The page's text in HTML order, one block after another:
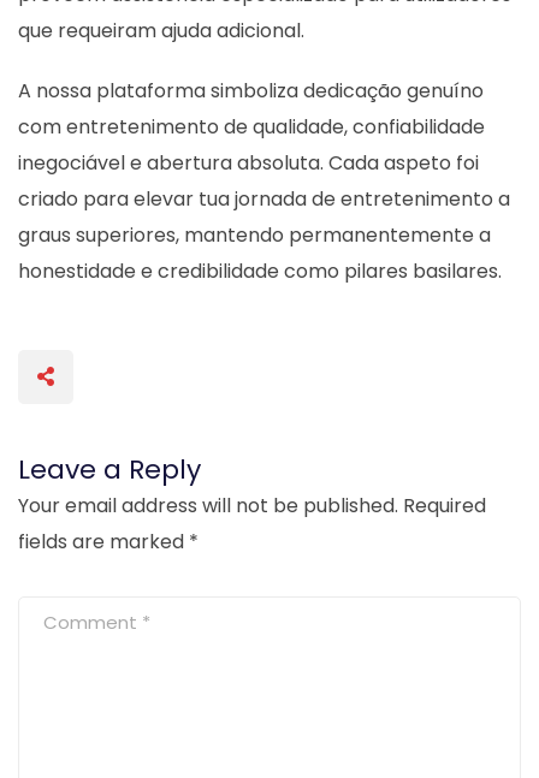
que requeiram ajuda adicional.
A nossa plataforma simboliza dedicação genuíno
com entretenimento de qualidade, confiabilidade
inegociável e abertura absoluta. Cada aspeto foi
criado para elevar tua jornada de entretenimento a
graus superiores, mantendo permanentemente a
honestidade e credibilidade como pilares basilares.
Leave a Reply
Your email address will not be published. Required
fields are marked *